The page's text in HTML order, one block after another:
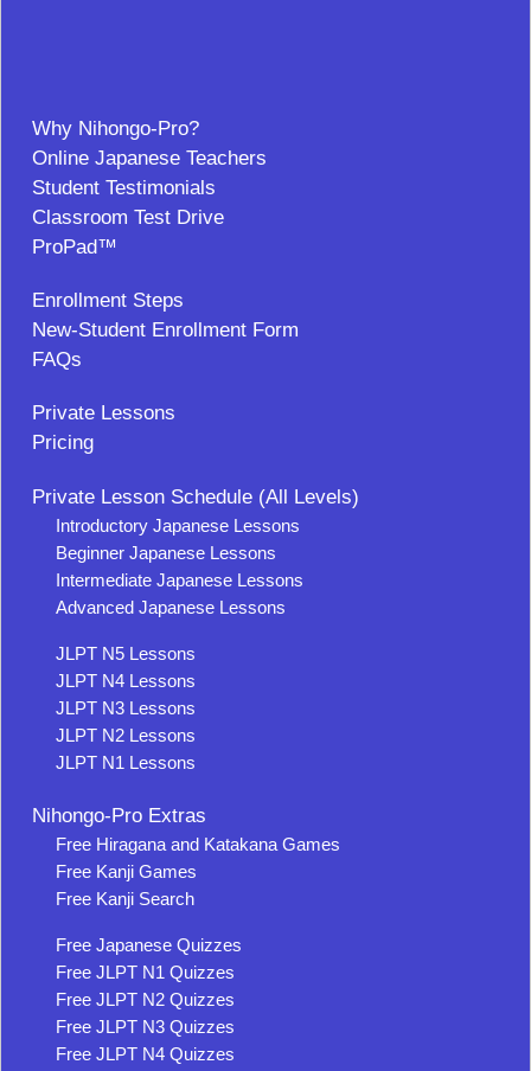
Why Nihongo-Pro?
Online Japanese Teachers
Student Testimonials
Classroom Test Drive
ProPad™
Enrollment Steps
New-Student Enrollment Form
FAQs
Private Lessons
Pricing
Private Lesson Schedule (All Levels)
Introductory Japanese Lessons
Beginner Japanese Lessons
Intermediate Japanese Lessons
Advanced Japanese Lessons
JLPT N5 Lessons
JLPT N4 Lessons
JLPT N3 Lessons
JLPT N2 Lessons
JLPT N1 Lessons
Nihongo-Pro Extras
Free Hiragana and Katakana Games
Free Kanji Games
Free Kanji Search
Free Japanese Quizzes
Free JLPT N1 Quizzes
Free JLPT N2 Quizzes
Free JLPT N3 Quizzes
Free JLPT N4 Quizzes